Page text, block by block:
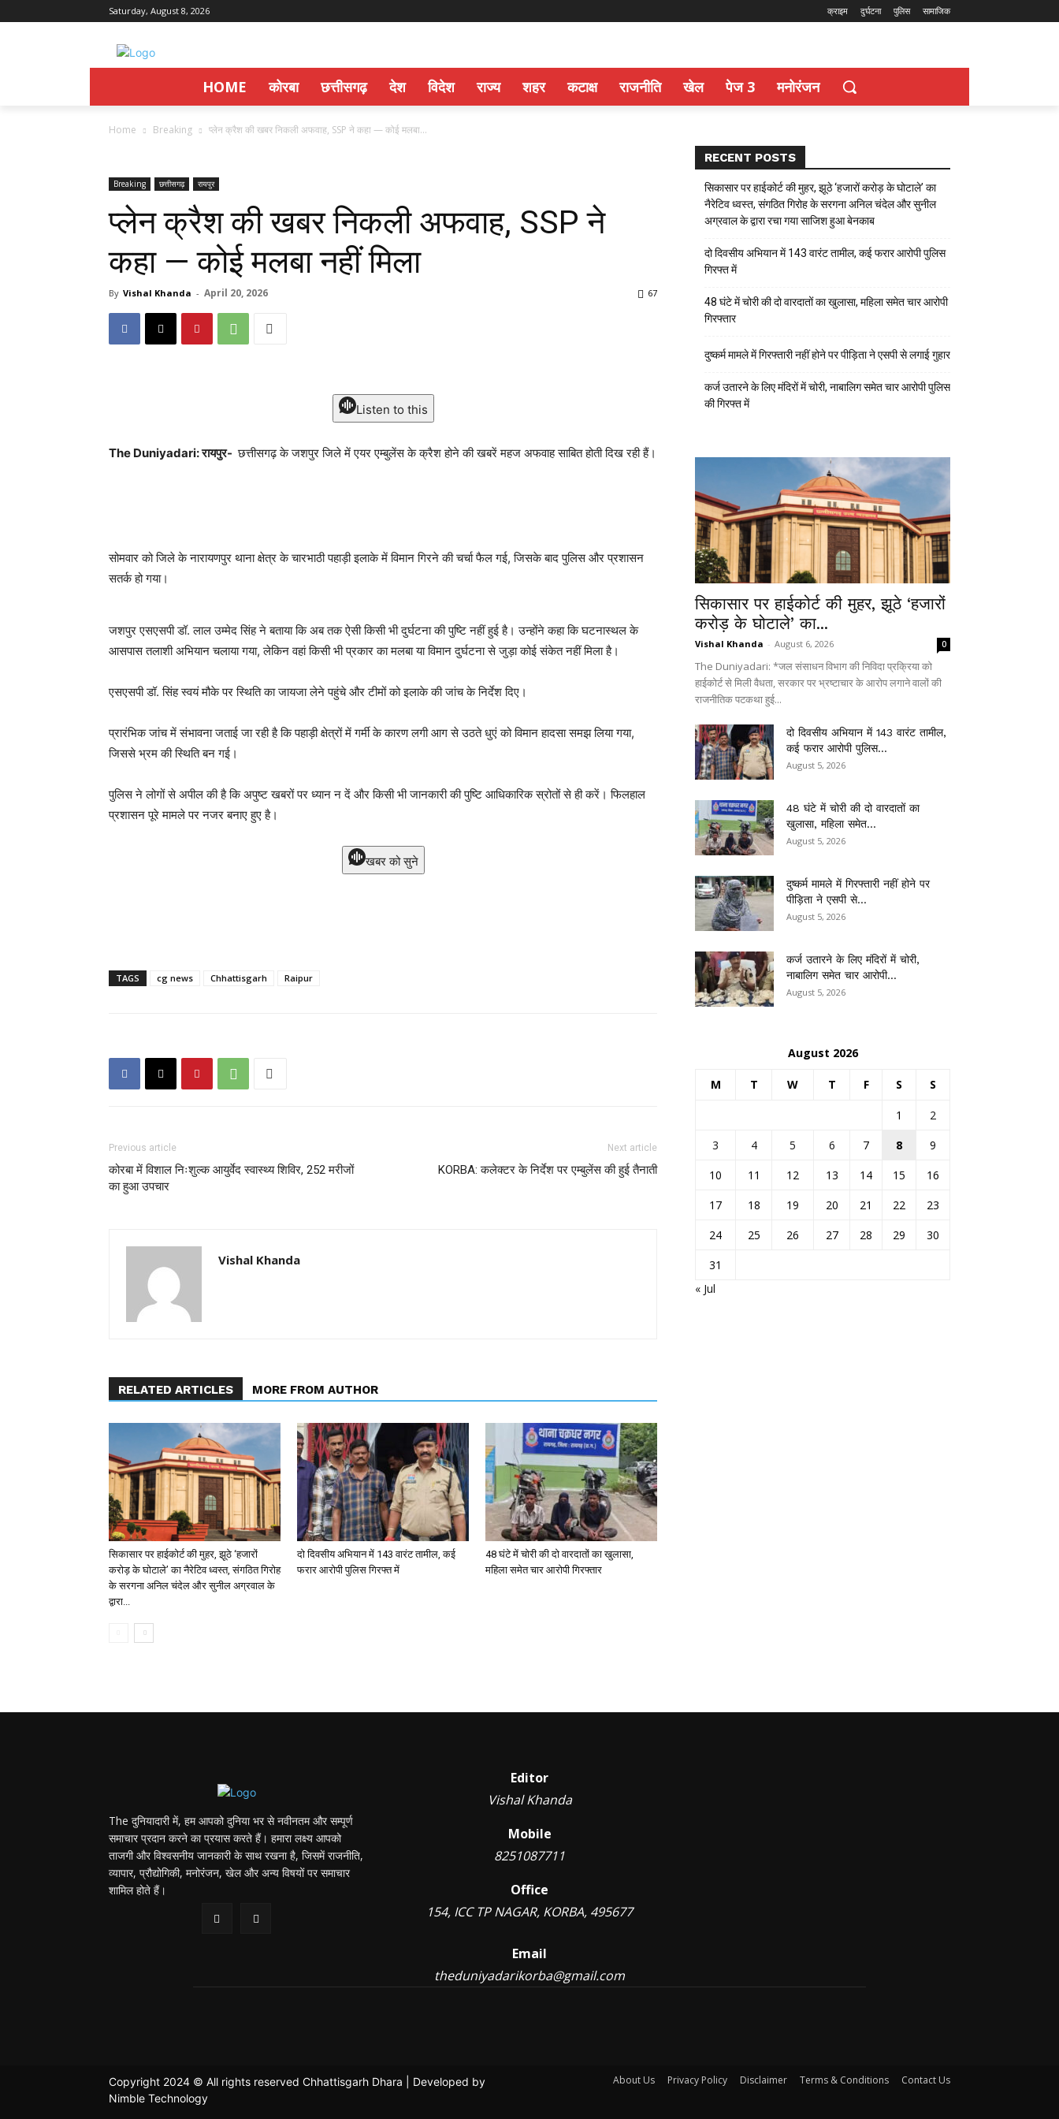
Saturday, August 8, 2026 क्राइम दुर्घटना पुलिस सामाजिक
HOME कोरबा छत्तीसगढ़ देश विदेश राज्य शहर कटाक्ष राजनीति खेल पेज 3 मनोरंजन
Home Breaking प्लेन क्रैश की खबर निकली अफवाह, SSP ने कहा — कोई मलबा...
Breaking छत्तीसगढ़ रायपुर
प्लेन क्रैश की खबर निकली अफवाह, SSP ने
कहा — कोई मलबा नहीं मिला
By Vishal Khanda - April 20, 2026 67
Listen to this
The Duniyadari: रायपुर- छत्तीसगढ़ के जशपुर जिले में एयर एम्बुलेंस के क्रैश होने की खबरें महज अफवाह साबित होती दिख रही हैं।
सोमवार को जिले के नारायणपुर थाना क्षेत्र के चारभाठी पहाड़ी इलाके में विमान गिरने की चर्चा फैल गई, जिसके बाद पुलिस और प्रशासन
सतर्क हो गया।
जशपुर एसएसपी डॉ. लाल उम्मेद सिंह ने बताया कि अब तक ऐसी किसी भी दुर्घटना की पुष्टि नहीं हुई है। उन्होंने कहा कि घटनास्थल के
आसपास तलाशी अभियान चलाया गया, लेकिन वहां किसी भी प्रकार का मलबा या विमान दुर्घटना से जुड़ा कोई संकेत नहीं मिला है।
एसएसपी डॉ. सिंह स्वयं मौके पर स्थिति का जायजा लेने पहुंचे और टीमों को इलाके की जांच के निर्देश दिए।
प्रारंभिक जांच में संभावना जताई जा रही है कि पहाड़ी क्षेत्रों में गर्मी के कारण लगी आग से उठते धुएं को विमान हादसा समझ लिया गया,
जिससे भ्रम की स्थिति बन गई।
पुलिस ने लोगों से अपील की है कि अपुष्ट खबरों पर ध्यान न दें और किसी भी जानकारी की पुष्टि आधिकारिक स्रोतों से ही करें। फिलहाल
प्रशासन पूरे मामले पर नजर बनाए हुए है।
खबर को सुने
TAGS cg news Chhattisgarh Raipur
Previous article
कोरबा में विशाल निःशुल्क आयुर्वेद स्वास्थ्य शिविर, 252 मरीजों
का हुआ उपचार
Next article
KORBA: कलेक्टर के निर्देश पर एम्बुलेंस की हुई तैनाती
Vishal Khanda
RELATED ARTICLES MORE FROM AUTHOR
सिकासार पर हाईकोर्ट की मुहर, झूठे ‘हजारों
करोड़ के घोटाले’ का नैरेटिव ध्वस्त, संगठित गिरोह
के सरगना अनिल चंदेल और सुनील अग्रवाल के
द्वारा...
दो दिवसीय अभियान में 143 वारंट तामील, कई
फरार आरोपी पुलिस गिरफ्त में
48 घंटे में चोरी की दो वारदातों का खुलासा,
महिला समेत चार आरोपी गिरफ्तार
RECENT POSTS
सिकासार पर हाईकोर्ट की मुहर, झूठे ‘हजारों करोड़ के घोटाले’ का
नैरेटिव ध्वस्त, संगठित गिरोह के सरगना अनिल चंदेल और सुनील
अग्रवाल के द्वारा रचा गया साजिश हुआ बेनकाब
दो दिवसीय अभियान में 143 वारंट तामील, कई फरार आरोपी पुलिस
गिरफ्त में
48 घंटे में चोरी की दो वारदातों का खुलासा, महिला समेत चार आरोपी
गिरफ्तार
दुष्कर्म मामले में गिरफ्तारी नहीं होने पर पीड़िता ने एसपी से लगाई गुहार
कर्ज उतारने के लिए मंदिरों में चोरी, नाबालिग समेत चार आरोपी पुलिस
की गिरफ्त में
सिकासार पर हाईकोर्ट की मुहर, झूठे ‘हजारों
करोड़ के घोटाले’ का...
Vishal Khanda - August 6, 2026 0
The Duniyadari: *जल संसाधन विभाग की निविदा प्रक्रिया को
हाईकोर्ट से मिली वैधता, सरकार पर भ्रष्टाचार के आरोप लगाने वालों की
राजनीतिक पटकथा हुई...
दो दिवसीय अभियान में 143 वारंट तामील,
कई फरार आरोपी पुलिस...
August 5, 2026
48 घंटे में चोरी की दो वारदातों का
खुलासा, महिला समेत...
August 5, 2026
दुष्कर्म मामले में गिरफ्तारी नहीं होने पर
पीड़िता ने एसपी से...
August 5, 2026
कर्ज उतारने के लिए मंदिरों में चोरी,
नाबालिग समेत चार आरोपी...
August 5, 2026
August 2026
M T W T F S S
1
2
3
4 5 6 7 8
9
10
11 12 13 14 15
16
17
18 19 20 21 22
23
24
25 26 27 28 29
30
31
« Jul
The दुनियादारी में, हम आपको दुनिया भर से नवीनतम और सम्पूर्ण
समाचार प्रदान करने का प्रयास करते हैं। हमारा लक्ष्य आपको
ताजगी और विश्वसनीय जानकारी के साथ रखना है, जिसमें राजनीति,
व्यापार, प्रौद्योगिकी, मनोरंजन, खेल और अन्य विषयों पर समाचार
शामिल होते हैं।
Editor
Vishal Khanda
Mobile
8251087711
Office
154, ICC TP NAGAR, KORBA, 495677
Email
theduniyadarikorba@gmail.com
Copyright 2024 © All rights reserved Chhattisgarh Dhara | Developed by
Nimble Technology
About Us Privacy Policy Disclaimer Terms & Conditions Contact Us